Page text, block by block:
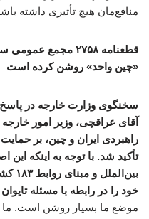
منافع‌مان هیچ تأثیری داشته
قطعنامه ۲۷۵۸ مجمع
«چین واحد» روشن کرده است
سخنگوی وزارت خارجه در
آقای عراقچی، وزیر امور
راهبردی ایران و چین، بر
تأکید شد. با توجه به اینکه این
خود را در رابطه با مسئله